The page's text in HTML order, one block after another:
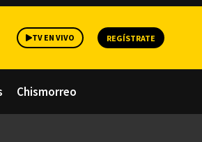
TV EN VIVO REGÍSTRATE
Chismorreo